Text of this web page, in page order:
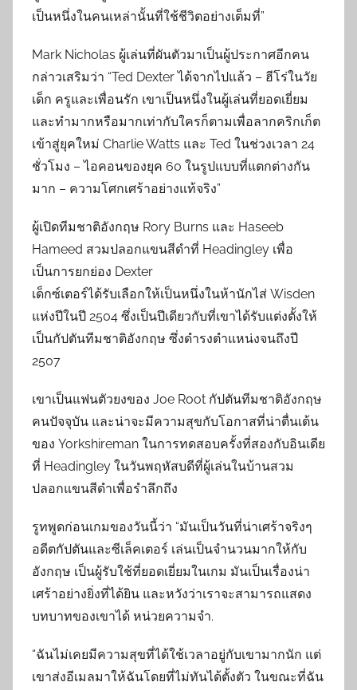
เป็นหนึ่งในคนเหล่านั้นที่ใช้ชีวิตอย่างเต็มที่”
Mark Nicholas ผู้เล่นที่ผันตัวมาเป็นผู้ประกาศอีกคน
กล่าวเสริมว่า “Ted Dexter ได้จากไปแล้ว – ฮีโร่ในวัย
เด็ก ครูและเพื่อนรัก เขาเป็นหนึ่งในผู้เล่นที่ยอดเยี่ยม
และทำมากหรือมากเท่ากับใครก็ตามเพื่อลากคริกเก็ต
เข้าสู่ยุคใหม่ Charlie Watts และ Ted ในช่วงเวลา 24
ชั่วโมง – ไอคอนของยุค 60 ในรูปแบบที่แตกต่างกัน
มาก – ความโศกเศร้าอย่างแท้จริง”
ผู้เปิดทีมชาติอังกฤษ Rory Burns และ Haseeb
Hameed สวมปลอกแขนสีดำที่ Headingley เพื่อ
เป็นการยกย่อง Dexter
เด็กซ์เตอร์ได้รับเลือกให้เป็นหนึ่งในห้านักไส่ Wisden
แห่งปีในปี 2504 ซึ่งเป็นปีเดียวกับที่เขาได้รับแต่งตั้งให้
เป็นกัปตันทีมชาติอังกฤษ ซึ่งดำรงตำแหน่งจนถึงปี
2507
เขาเป็นแฟนตัวยงของ Joe Root กัปตันทีมชาติอังกฤษ
คนปัจจุบัน และน่าจะมีความสุขกับโอกาสที่น่าตื่นเต้น
ของ Yorkshireman ในการทดสอบครั้งที่สองกับอินเดีย
ที่ Headingley ในวันพฤหัสบดีที่ผู้เล่นในบ้านสวม
ปลอกแขนสีดำเพื่อรำลึกถึง
รูทพูดก่อนเกมของวันนี้ว่า “มันเป็นวันที่น่าเศร้าจริงๆ
อดีตกัปตันและซีเล็คเตอร์ เล่นเป็นจำนวนมากให้กับ
อังกฤษ เป็นผู้รับใช้ที่ยอดเยี่ยมในเกม มันเป็นเรื่องน่า
เศร้าอย่างยิ่งที่ได้ยิน และหวังว่าเราจะสามารถแสดง
บทบาทของเขาได้ หน่วยความจำ.
“ฉันไม่เคยมีความสุขที่ได้ใช้เวลาอยู่กับเขามากนัก แต่
เขาส่งอีเมลมาให้ฉันโดยที่ไม่ทันได้ตั้งตัว ในขณะที่ฉัน